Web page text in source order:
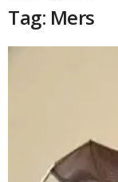
Tag: Mers